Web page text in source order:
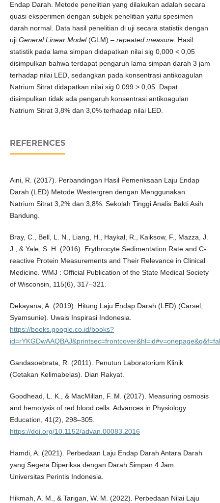
Endap Darah. Metode penelitian yang dilakukan adalah secara
quasi eksperimen dengan subjek penelitian yaitu spesimen
darah normal. Data hasil penelitian di uji secara statistik dengan
uji General Linear Model(GLM) – repeated measure. Hasil
statistik pada lama simpan didapatkan nilai sig 0,000 < 0,05
disimpulkan bahwa terdapat pengaruh lama simpan darah 3 jam
terhadap nilai LED, sedangkan pada konsentrasi antikoagulan
Natrium Sitrat didapatkan nilai sig 0.099 > 0,05. Dapat
disimpulkan tidak ada pengaruh konsentrasi antikoagulan
Natrium Sitrat 3,8% dan 3,0% terhadap nilai LED.
REFERENCES
Aini, R. (2017). Perbandingan Hasil Pemeriksaan Laju Endap
Darah (LED) Metode Westergren dengan Menggunakan
Natrium Sitrat 3,2% dan 3,8%. Sekolah Tinggi Analis Bakti Asih
Bandung.
Bray, C., Bell, L. N., Liang, H., Haykal, R., Kaiksow, F., Mazza, J.
J., & Yale, S. H. (2016). Erythrocyte Sedimentation Rate and C-
reactive Protein Measurements and Their Relevance in Clinical
Medicine. WMJ : Official Publication of the State Medical Society
of Wisconsin, 115(6), 317–321.
Dekayana, A. (2019). Hitung Laju Endap Darah (LED) (Carsel,
Syamsunie). Uwais Inspirasi Indonesia.
https://books.google.co.id/books?
Gandasoebrata, R. (2011). Penutun Laboratorium Klinik
(Cetakan Kelimabelas). Dian Rakyat.
Goodhead, L. K., & MacMillan, F. M. (2017). Measuring osmosis
and hemolysis of red blood cells. Advances in Physiology
Education, 41(2), 298–305.
https://doi.org/10.1152/advan.00083.2016
Hamdi, A. (2021). Perbedaan Laju Endap Darah Antara Darah
yang Segera Diperiksa dengan Darah Simpan 4 Jam.
Universitas Perintis Indonesia.
Hikmah, A. M., & Tarigan, W. M. (2022). Perbedaan Nilai Laju